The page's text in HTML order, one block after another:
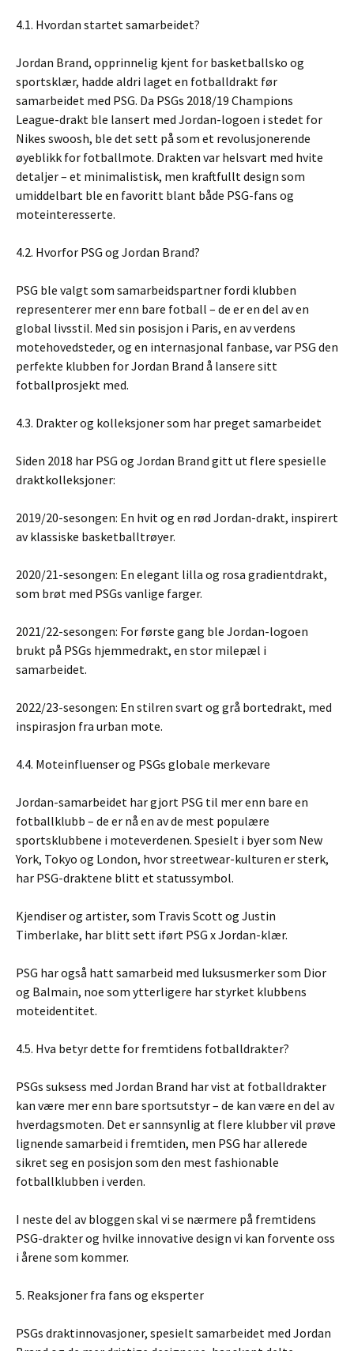
4.1. Hvordan startet samarbeidet?
Jordan Brand, opprinnelig kjent for basketballsko og
sportsklær, hadde aldri laget en fotballdrakt før
samarbeidet med PSG. Da PSGs 2018/19 Champions
League-drakt ble lansert med Jordan-logoen i stedet for
Nikes swoosh, ble det sett på som et revolusjonerende
øyeblikk for fotballmote. Drakten var helsvart med hvite
detaljer – et minimalistisk, men kraftfullt design som
umiddelbart ble en favoritt blant både PSG-fans og
moteinteresserte.
4.2. Hvorfor PSG og Jordan Brand?
PSG ble valgt som samarbeidspartner fordi klubben
representerer mer enn bare fotball – de er en del av en
global livsstil. Med sin posisjon i Paris, en av verdens
motehovedsteder, og en internasjonal fanbase, var PSG den
perfekte klubben for Jordan Brand å lansere sitt
fotballprosjekt med.
4.3. Drakter og kolleksjoner som har preget samarbeidet
Siden 2018 har PSG og Jordan Brand gitt ut flere spesielle
draktkolleksjoner:
2019/20-sesongen: En hvit og en rød Jordan-drakt, inspirert
av klassiske basketballtrøyer.
2020/21-sesongen: En elegant lilla og rosa gradientdrakt,
som brøt med PSGs vanlige farger.
2021/22-sesongen: For første gang ble Jordan-logoen
brukt på PSGs hjemmedrakt, en stor milepæl i
samarbeidet.
2022/23-sesongen: En stilren svart og grå bortedrakt, med
inspirasjon fra urban mote.
4.4. Moteinfluenser og PSGs globale merkevare
Jordan-samarbeidet har gjort PSG til mer enn bare en
fotballklubb – de er nå en av de mest populære
sportsklubbene i moteverdenen. Spesielt i byer som New
York, Tokyo og London, hvor streetwear-kulturen er sterk,
har PSG-draktene blitt et statussymbol.
Kjendiser og artister, som Travis Scott og Justin
Timberlake, har blitt sett iført PSG x Jordan-klær.
PSG har også hatt samarbeid med luksusmerker som Dior
og Balmain, noe som ytterligere har styrket klubbens
moteidentitet.
4.5. Hva betyr dette for fremtidens fotballdrakter?
PSGs suksess med Jordan Brand har vist at fotballdrakter
kan være mer enn bare sportsutstyr – de kan være en del av
hverdagsmoten. Det er sannsynlig at flere klubber vil prøve
lignende samarbeid i fremtiden, men PSG har allerede
sikret seg en posisjon som den mest fashionable
fotballklubben i verden.
I neste del av bloggen skal vi se nærmere på fremtidens
PSG-drakter og hvilke innovative design vi kan forvente oss
i årene som kommer.
5. Reaksjoner fra fans og eksperter
PSGs draktinnovasjoner, spesielt samarbeidet med Jordan